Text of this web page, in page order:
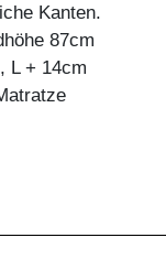
Kanten.
87cm
L + 14cm